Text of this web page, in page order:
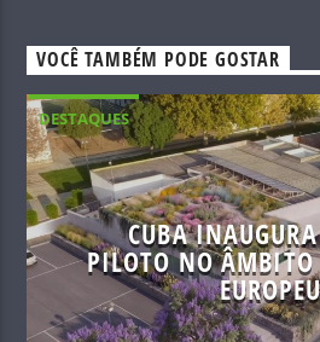
VOCÊ TAMBÉM PODE GOSTAR
DESTAQUES
CUBA
PILOTO NO ÂMBITO